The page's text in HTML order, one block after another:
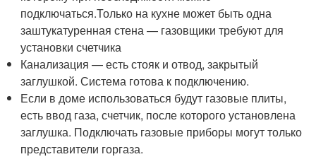
подключаться.Только на кухне может быть одна
заштукатуренная стена — газовщики требуют для
установки счетчика
Канализация — есть стояк и отвод, закрытый
заглушкой. Система готова к подключению.
Если в доме использоваться будут газовые плиты,
есть ввод газа, счетчик, после которого установлена
заглушка. Подключать газовые приборы могут только
представители горгаза.